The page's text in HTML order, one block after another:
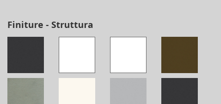
Finiture - Struttura